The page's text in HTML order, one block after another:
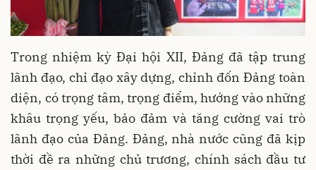
Trong nhiệm kỳ Đại hội XII, Đảng đã tập trung
lãnh đạo, chỉ đạo xây dựng, chỉnh đốn Đảng toàn
diện, có trọng tâm, trọng điểm, hướng vào những
khâu trọng yếu, bảo đảm và tăng cường vai trò
lãnh đạo của Đảng. Đảng, nhà nước cũng đã kịp
thời đề ra những chủ trương, chính sách đầu tư